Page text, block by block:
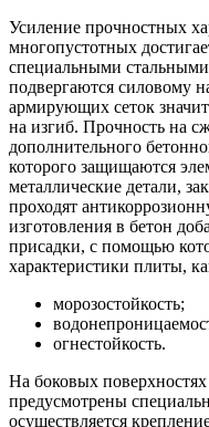
Усиление прочностных
многопустотных
специальными
подвергаются силовому
армирующих сеток
на изгиб. Прочность на
дополнительного
которого защищаются
металлические детали,
проходят
изготовления в бетон
присадки, с помощью
характеристики плиты,
морозостойкость;
огнестойкость.
На боковых
предусмотрены
осуществляется